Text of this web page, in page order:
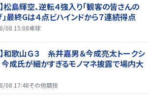
松島輝空、逆転４強入り「観客の皆さんの
最終Gは４点ビハインドから７連続得点
08 15:08卓球
】和歌山Ｇ３ 糸井嘉男＆今成亮太トークシ
成氏が細かすぎるモノマネ披露で場内大
08 17:48その他競技